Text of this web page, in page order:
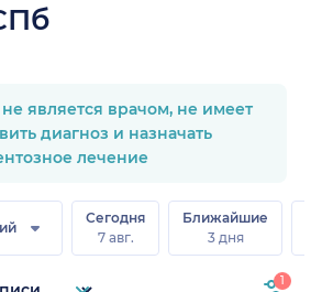
является врачом, не имеет
диагноз и назначать
лечение
Сегодня
7 авг.
Ближайшие
3 дня
1